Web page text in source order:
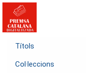
Títols
Col·leccions